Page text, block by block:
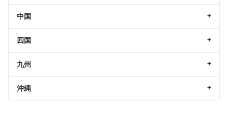
中国
四国
九州
沖縄